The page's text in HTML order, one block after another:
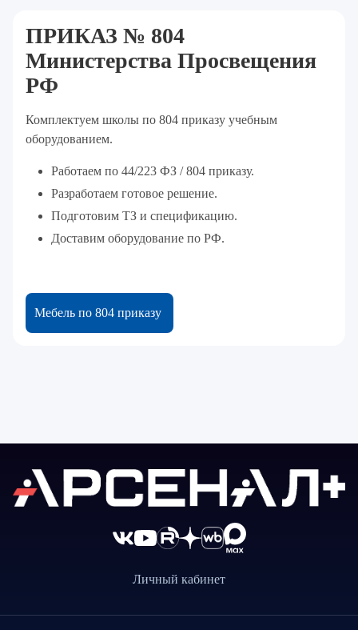
ПРИКАЗ № 804
Министерства Просвещения
РФ
Комплектуем школы по 804 приказу учебным
оборудованием.
Работаем по 44/223 ФЗ / 804 приказу.
Разработаем готовое решение.
Подготовим ТЗ и спецификацию.
Доставим оборудование по РФ.
Мебель по 804 приказу
Личный кабинет